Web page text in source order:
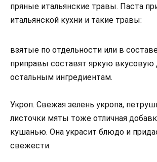
пряные итальянские травы. Паста
итальянской кухни и такие травы:
взятые по отдельности или в
приправы составят яркую вкусовую
остальным ингредиентам.
Укроп. Свежая зелень укропа,
листочки мяты тоже отличная
кушанью. Она украсит блюдо и
свежести.